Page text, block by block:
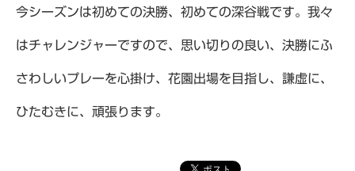
今シーズンは初めての決勝、初めての深谷戦です。我々
はチャレンジャーですので、思い切りの良い、決勝にふ
さわしいプレーを心掛け、花園出場を目指し、謙虚に、
ひたむきに、頑張ります。